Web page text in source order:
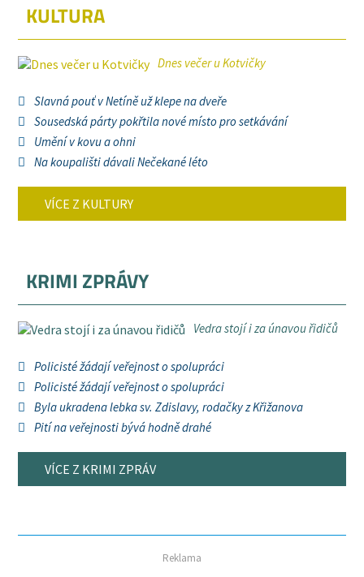
KULTURA
Dnes večer u Kotvičky
Slavná pouť v Netíně už klepe na dveře
Sousedská párty pokřtila nové místo pro setkávání
Umění v kovu a ohni
Na koupališti dávali Nečekané léto
VÍCE Z KULTURY
KRIMI ZPRÁVY
Vedra stojí i za únavou řidičů
Policisté žádají veřejnost o spolupráci
Policisté žádají veřejnost o spolupráci
Byla ukradena lebka sv. Zdislavy, rodačky z Křižanova
Pití na veřejnosti bývá hodně drahé
VÍCE Z KRIMI ZPRÁV
Reklama